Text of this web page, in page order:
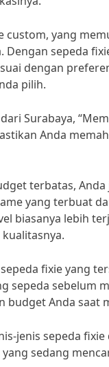
custom, yang
sepeda
dengan
pilih.
Surabaya,
Anda
terbatas,
yang terbuat
biasanya lebih
fixie yang
sepeda sebelum
Anda saat
jenis sepeda
sedang